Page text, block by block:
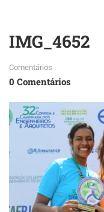
IMG_4652
Comentários
0 Comentários